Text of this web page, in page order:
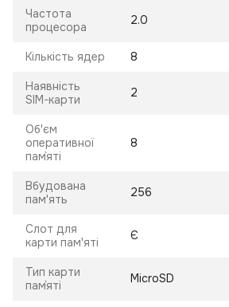
Частота
процесора
2.0
Кількість ядер 8
Наявність
SIM-карти
2
Об'єм
оперативної
пам`яті
8
Вбудована
пам'ять
256
Слот для
карти пам'яті
Є
Тип карти
пам`яті
MicroSD